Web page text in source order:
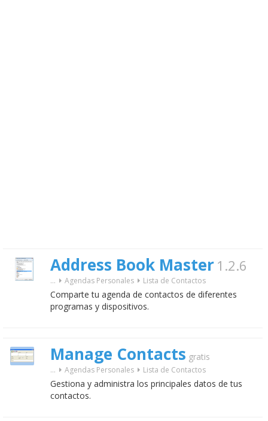
Address Book Master 1.2.6
... Agendas Personales Lista de Contactos
Comparte tu agenda de contactos de diferentes
programas y dispositivos.
Manage Contacts gratis
... Agendas Personales Lista de Contactos
Gestiona y administra los principales datos de tus
contactos.